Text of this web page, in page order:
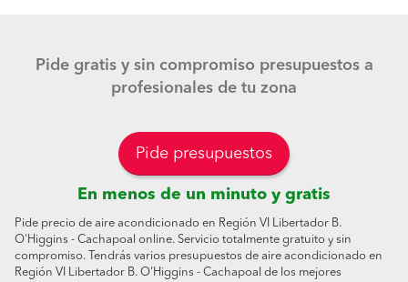
Pide gratis y sin compromiso presupuestos a
profesionales de tu zona
Pide presupuestos
En menos de un minuto y gratis
Pide precio de aire acondicionado en Región VI Libertador B.
O'Higgins - Cachapoal online. Servicio totalmente gratuito y sin
compromiso. Tendrás varios presupuestos de aire acondicionado en
Región VI Libertador B. O'Higgins - Cachapoal de los mejores